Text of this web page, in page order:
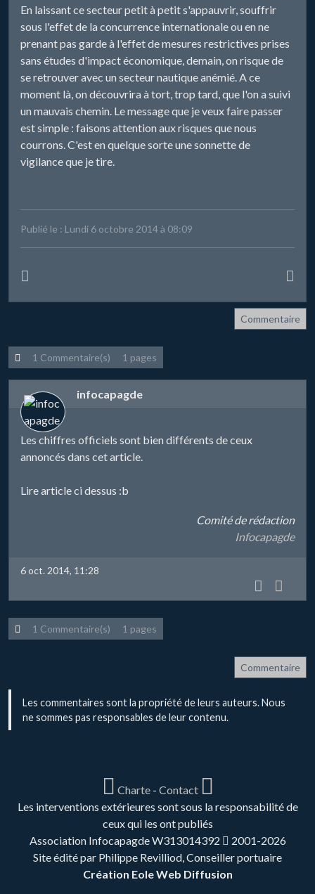
En laissant ce secteur petit à petit s'appauvrir, souffrir
sous l'effet de la concurrence internationale ou en ne
prenant pas garde à l'effet de mesures restrictives prises
sans études d'impact économique, demain, on risque de
se retrouver avec un secteur nautique anémié. A ce
moment là, on découvrira à tort, trop tard, que l'on a suivi
un mauvais chemin. Le message que je veux faire passer
est simple : faisons attention aux risques que nous
courrons. C'est en quelque sorte une sonnette de
vigilance que je tire.
Publié le : Lundi 6 octobre 2014 à 08:09
Commentaire
1 Commentaire(s) 1 pages
infocapagde
Les chiffres officiels sont bien différents de ceux
annoncés dans cet article.
Lire article ci dessus :b
Comité de rédaction
Infocapagde
6 oct. 2014, 11:28
1 Commentaire(s) 1 pages
Commentaire
Les commentaires sont la propriété de leurs auteurs. Nous
ne sommes pas responsables de leur contenu.
Charte- Contact
Les interventions extérieures sont sous la responsabilité de
ceux qui les ont publiés
Association Infocapagde W313014392
2001-2026
Site édité par Philippe Revilliod, Conseiller portuaire
Création Eole Web Diffusion